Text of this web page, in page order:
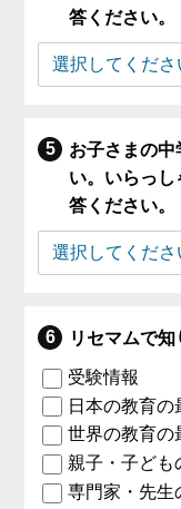
答ください。
お子さまの中
い。いらっし
答ください。
リセマムで知
受験情報
日本の教育の
世界の教育の
親子・子ども
専門家・先生